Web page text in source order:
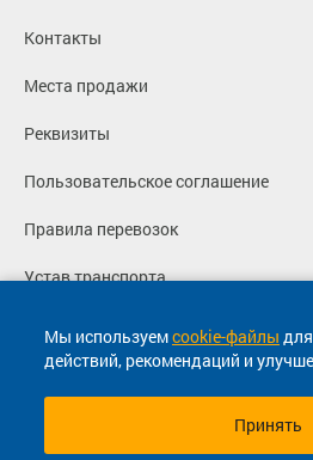
Мы используемcookie-файлы
действий, рекомендаций и
Принять
Контакты
Места продажи
Реквизиты
Пользовательское соглашение
Правила перевозок
Устав транспорта
Политика конфиденциальности
Согласие на маркетинговые
© 2013-2026, ООО "Капитал"-